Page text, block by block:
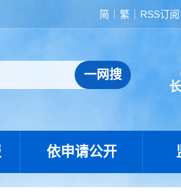
简 繁 RSS订阅
依申请公开